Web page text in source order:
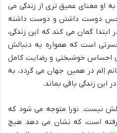
او معنای عمیق تری از زندگی می
دوست داشتن و دوست داشته
ابتدا گمان می کند که این زندگی،
است که همواره به دنبالش
احساس خوشبختی و رضایت کامل
اِلم در همین جهان می گردد، به
این زندگی باقی بماند.
نیست. نورا متوجه می شود که
رفته است، که نشان می دهد هیچ